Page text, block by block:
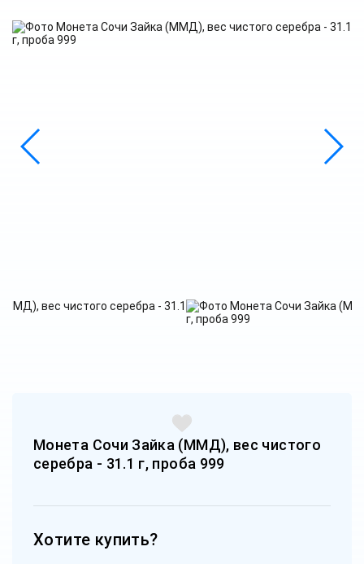
Монета Сочи Зайка (ММД), вес чистого
серебра - 31.1 г, проба 999
Хотите купить?